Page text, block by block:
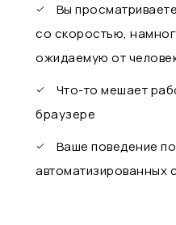
Вы
со скоростью,
ожидаемую от
Что-то мешает
браузере
Ваше поведение
автоматизированных